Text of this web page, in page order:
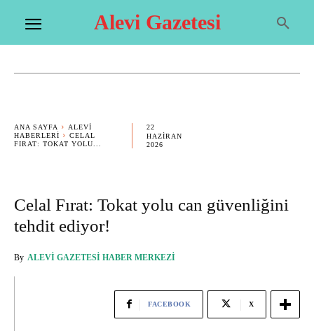
Alevi Gazetesi
ANA SAYFA
ALEVI
HABERLERI
CELAL
FIRAT: TOKAT YOLU...
22
HAZIRAN
2026
Celal Fırat: Tokat yolu can güvenliğini
tehdit ediyor!
By ALEVI GAZETESI HABER MERKEZI
FACEBOOK X